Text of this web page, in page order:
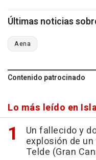
Últimas noticias
Aena
Contenido patrocinado
Lo más leído en
Un fallecido y
explosión de
Telde (Gran